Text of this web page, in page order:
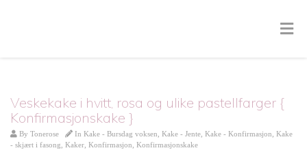
Veskekake i hvitt, rosa og ulike pastellfarger {
Konfirmasjonskake }
By Tonerose In Kake - Bursdag voksen Kake - Jente Kake - Konfirmasjon Kake
- skjært i fasong Kaker Konfirmasjon Konfirmasjonskake